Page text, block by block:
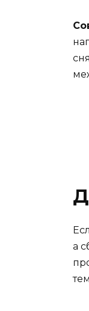
а